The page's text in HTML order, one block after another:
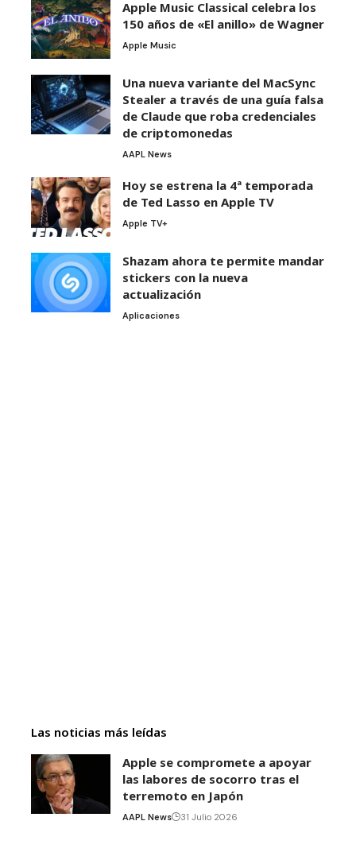
Apple Music Classical celebra los
150 años de «El anillo» de Wagner
Apple Music
Una nueva variante del MacSync
Stealer a través de una guía falsa
de Claude que roba credenciales
de criptomonedas
AAPL News
Hoy se estrena la 4ª temporada
de Ted Lasso en Apple TV
Apple TV+
Shazam ahora te permite mandar
stickers con la nueva
actualización
Aplicaciones
Las noticias más leídas
Apple se compromete a apoyar
las labores de socorro tras el
terremoto en Japón
AAPL News 31 Julio 2026